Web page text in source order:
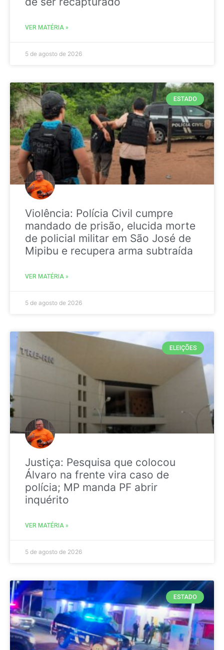
VER MATÉRIA »
5 de agosto de 2026
ESTADO
Violência: Polícia Civil cumpre
mandado de prisão, elucida morte
de policial militar em São José de
Mipibu e recupera arma subtraída
VER MATÉRIA »
5 de agosto de 2026
ELEIÇÕES
Justiça: Pesquisa que colocou
Álvaro na frente vira caso de
polícia; MP manda PF abrir
inquérito
VER MATÉRIA »
5 de agosto de 2026
ESTADO